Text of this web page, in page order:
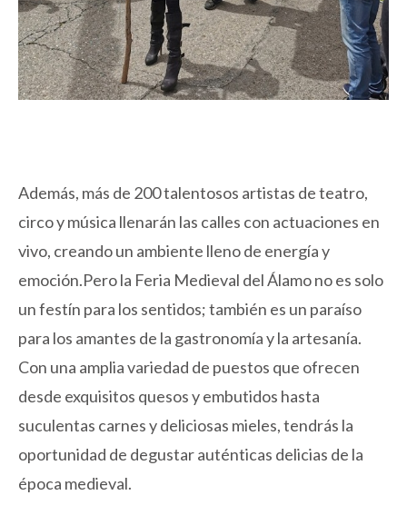
Además, más de 200 talentosos artistas de teatro,
circo y música llenarán las calles con actuaciones en
vivo, creando un ambiente lleno de energía y
emoción.Pero la Feria Medieval del Álamo no es solo
un festín para los sentidos; también es un paraíso
para los amantes de la gastronomía y la artesanía.
Con una amplia variedad de puestos que ofrecen
desde exquisitos quesos y embutidos hasta
suculentas carnes y deliciosas mieles, tendrás la
oportunidad de degustar auténticas delicias de la
época medieval.